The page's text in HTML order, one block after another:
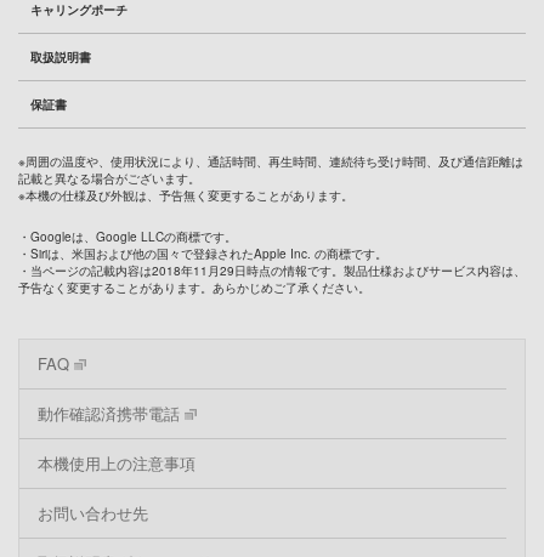
キャリングポーチ
取扱説明書
保証書
※周囲の温度や、使用状況により、通話時間、再生時間、連続待ち受け時間、及び通信距離は
記載と異なる場合がございます。
※本機の仕様及び外観は、予告無く変更することがあります。
・Googleは、Google LLCの商標です。
・Siriは、米国および他の国々で登録されたApple Inc. の商標です。
・当ページの記載内容は2018年11月29日時点の情報です。製品仕様およびサービス内容は、
予告なく変更することがあります。あらかじめご了承ください。
FAQ
動作確認済携帯電話
本機使用上の注意事項
お問い合わせ先